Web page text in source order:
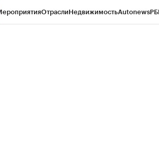
ОтраслиНедвижимостьAutonews